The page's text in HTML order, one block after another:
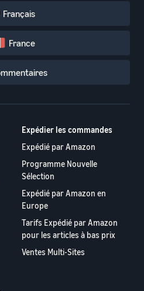
Français
France
Expédier les commandes
Expédié par Amazon
Programme Nouvelle
Sélection
Expédié par Amazon en
Europe
Tarifs Expédié par Amazon
pour les articles à bas prix
Ventes Multi-Sites